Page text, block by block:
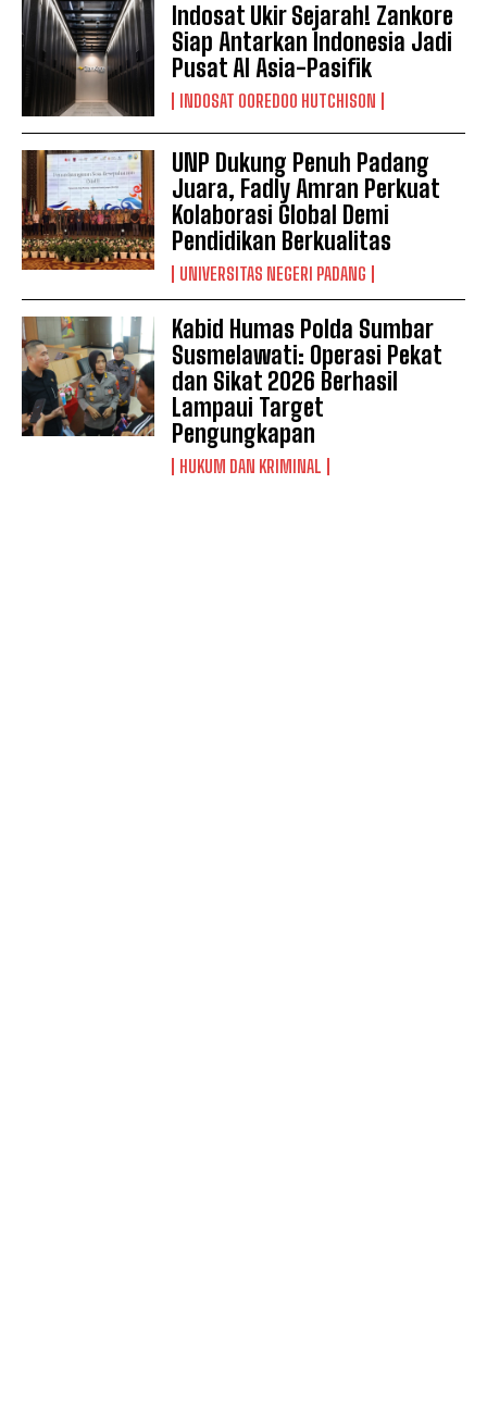
Indosat Ukir Sejarah! Zankore
Siap Antarkan Indonesia Jadi
Pusat AI Asia-Pasifik
INDOSAT OOREDOO HUTCHISON
UNP Dukung Penuh Padang
Juara, Fadly Amran Perkuat
Kolaborasi Global Demi
Pendidikan Berkualitas
UNIVERSITAS NEGERI PADANG
Kabid Humas Polda Sumbar
Susmelawati: Operasi Pekat
dan Sikat 2026 Berhasil
Lampaui Target
Pengungkapan
HUKUM DAN KRIMINAL